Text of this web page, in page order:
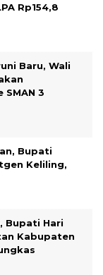
Rp154,8
Baru, Wali
3
Bupati
Keliling,
Bupati Hari
Kabupaten